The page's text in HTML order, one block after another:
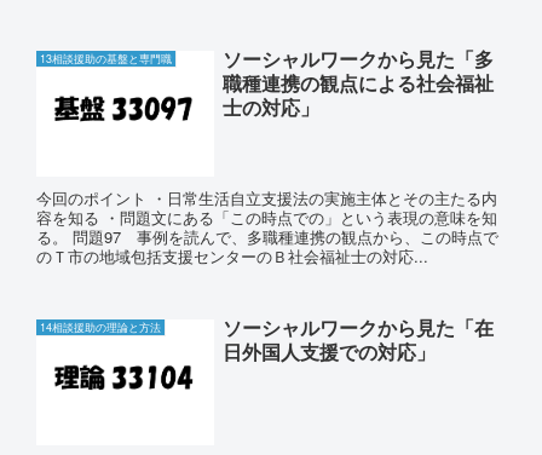
13相談援助の基盤と専門職
ソーシャルワークから見た「多
職種連携の観点による社会福祉
士の対応」
今回のポイント ・日常生活自立支援法の実施主体とその主たる内
容を知る ・問題文にある「この時点での」という表現の意味を知
る。 問題97 事例を読んで、多職種連携の観点から、この時点で
のＴ市の地域包括支援センターのＢ社会福祉士の対応...
14相談援助の理論と方法
ソーシャルワークから見た「在
日外国人支援での対応」